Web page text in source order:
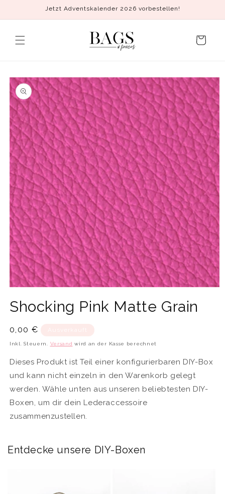
Inhalt
Jetzt Adventskalender 2026 vorbestellen!
Warenkorb
in
Modal
Shocking Pink Matte Grain
Normaler
Preis
0,00 €
Inkl. Steuern. Versand wird an der Kasse berechnet
Dieses Produkt ist Teil einer konfigurierbaren DIY-Box
und kann nicht einzeln in den Warenkorb gelegt
werden. Wähle unten aus unseren beliebtesten DIY-
Boxen, um dir dein Lederaccessoire
zusammenzustellen.
Entdecke unsere DIY-Boxen